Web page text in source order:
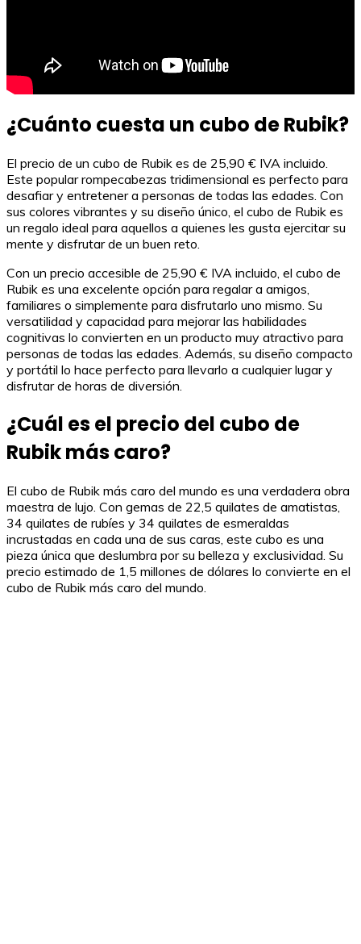
¿Cuánto cuesta un cubo de Rubik?
El precio de un cubo de Rubik es de 25,90 € IVA incluido.
Este popular rompecabezas tridimensional es perfecto para
desafiar y entretener a personas de todas las edades. Con
sus colores vibrantes y su diseño único, el cubo de Rubik es
un regalo ideal para aquellos a quienes les gusta ejercitar su
mente y disfrutar de un buen reto.
Con un precio accesible de 25,90 € IVA incluido, el cubo de
Rubik es una excelente opción para regalar a amigos,
familiares o simplemente para disfrutarlo uno mismo. Su
versatilidad y capacidad para mejorar las habilidades
cognitivas lo convierten en un producto muy atractivo para
personas de todas las edades. Además, su diseño compacto
y portátil lo hace perfecto para llevarlo a cualquier lugar y
disfrutar de horas de diversión.
¿Cuál es el precio del cubo de
Rubik más caro?
El cubo de Rubik más caro del mundo es una verdadera obra
maestra de lujo. Con gemas de 22,5 quilates de amatistas,
34 quilates de rubíes y 34 quilates de esmeraldas
incrustadas en cada una de sus caras, este cubo es una
pieza única que deslumbra por su belleza y exclusividad. Su
precio estimado de 1,5 millones de dólares lo convierte en el
cubo de Rubik más caro del mundo.